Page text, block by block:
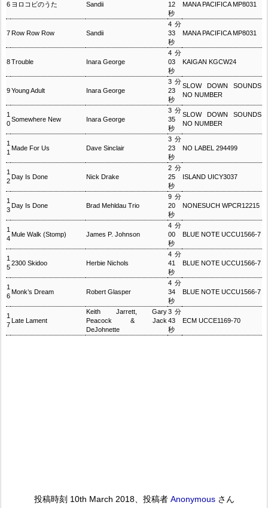
6 ヨロコビのうた Sandii
12
秒
MANA PACIFICA MP8031
7Row Row Row Sandii
4分
33
秒
MANA PACIFICA MP8031
8Trouble Inara George
4分
03
秒
KAIGAN KGCW24
9Young Adult Inara George
3分
23
秒
SLOW DOWN SOUNDS
NO NUMBER
1
0
Somewhere New Inara George
3分
35
秒
SLOW DOWN SOUNDS
NO NUMBER
1
1
Made For Us Dave Sinclair
3分
23
秒
NO LABEL 294499
1
2
Day Is Done Nick Drake
2分
25
秒
ISLAND UICY3037
1
3
Day Is Done Brad Mehldau Trio
9分
20
秒
NONESUCH WPCR12215
1
4
Mule Walk (Stomp) James P. Johnson
4分
00
秒
BLUE NOTE UCCU1566-7
1
5
2300 Skidoo Herbie Nichols
4分
41
秒
BLUE NOTE UCCU1566-7
1
6
Monk’s Dream Robert Glasper
4分
34
秒
BLUE NOTE UCCU1566-7
1
7
Late Lament
Keith Jarrett, Gary
Peacock & Jack
DeJohnette
3分
43
秒
ECM UCCE1169-70
投稿時刻 10th March 2018、投稿者 Anonymousさん